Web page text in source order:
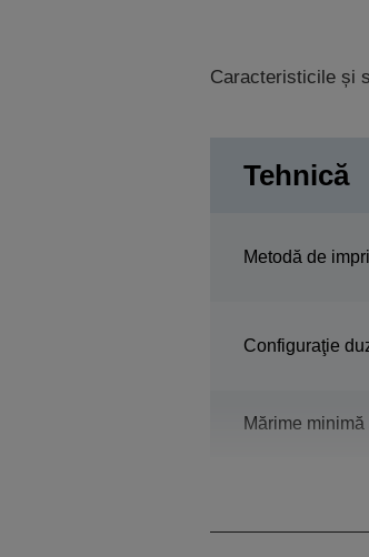
Caracteristicile și
Tehnică
Metodă de
Configuraţie
Mărime